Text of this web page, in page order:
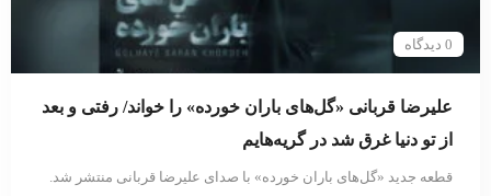
0 دیدگاه
علیرضا قربانی «گل‌های باران خورده» را خواند/ رفتی و بعد
از تو دنیا غرق شد در گریه‌هایم
قطعه جدید «گل‌های باران خورده» با صدای علیرضا قربانی منتشر شد.